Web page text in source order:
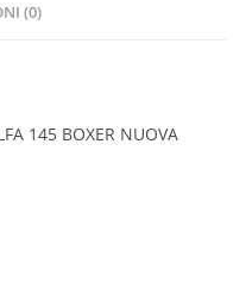
(0)
145 BOXER NUOVA